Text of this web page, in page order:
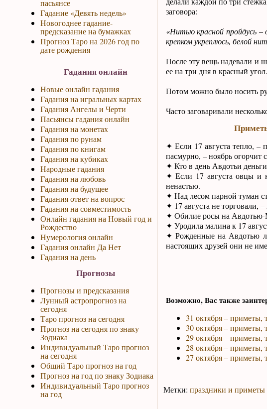
пасьянсе
Гадание «Девять недель»
Новогоднее гадание-
предсказание на бумажках
Прогноз Таро на 2026 год по
дате рождения
Гадания онлайн
Новые онлайн гадания
Гадания на игральных картах
Гадания Ангелы и Черти
Пасьянсы гадания онлайн
Гадания на монетах
Гадания по рунам
Гадания по книгам
Гадания на кубиках
Народные гадания
Гадания на любовь
Гадания на будущее
Гадания ответ на вопрос
Гадания на совместимость
Онлайн гадания на Новый год и
Рождество
Нумерология онлайн
Гадания онлайн Да Нет
Гадания на день
Прогнозы
Прогнозы и предсказания
Лунный астропрогноз на
сегодня
Таро прогноз на сегодня
Прогноз на сегодня по знаку
Зодиака
Индивидуальный Таро прогноз
на сегодня
Общий Таро прогноз на год
Прогноз на год по знаку Зодиака
Индивидуальный Таро прогноз
на год
заговора:
«Нитью красной пройдусь –
крепком укреплюсь, белой
После эту вещь надевали и
ее на три дня в красный угол.
Потом можно было носить
Часто заговаривали
✦ Если 17 августа тепло, –
пасмурно, – ноябрь огорчит
✦ Кто в день Авдотьи
✦ Если 17 августа овцы и
ненастью.
✦ Над лесом парной туман
✦ 17 августа не торговали,
✦ Обилие росы на Авдотью-
✦ Уродила малина к 17
✦ Рожденные на Авдотью
настоящих друзей они не
Возможно, Вас также
31 октября – приметы,
30 октября – приметы,
29 октября – приметы,
28 октября –
27 октября – приметы,
Метки: праздники и приметы